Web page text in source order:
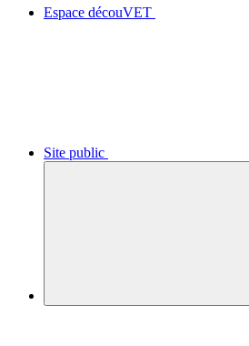
Espace découVET
Site public